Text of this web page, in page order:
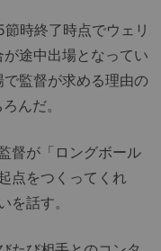
時終了時点でウェリ
途中出場となってい
監督が求める理由の
んだ。
督が「ロングボール
点をつくってくれ
を話す。